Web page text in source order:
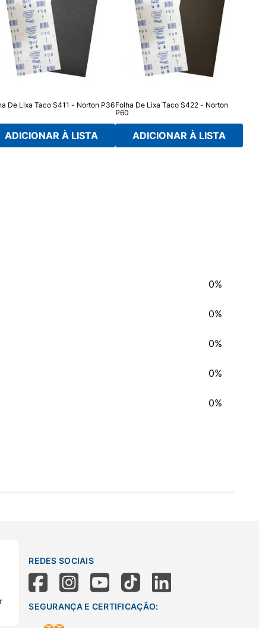
De Lixa Taco S411 - Norton P36
ADICIONAR À LISTA
Folha De Lixa Taco S422 - Norton
P60
ADICIONAR À LISTA
0%
0%
0%
0%
0%
REDES SOCIAIS
SEGURANÇA E CERTIFICAÇÃO: